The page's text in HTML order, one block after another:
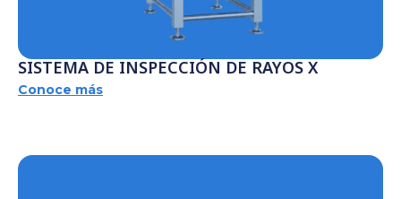
SISTEMA DE INSPECCIÓN DE RAYOS X
Conoce más